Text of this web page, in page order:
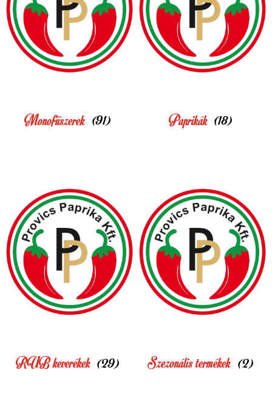
Monofűszerek (91) Paprikák (18)
RUB keverékek (29) Szezonális termékek (2)